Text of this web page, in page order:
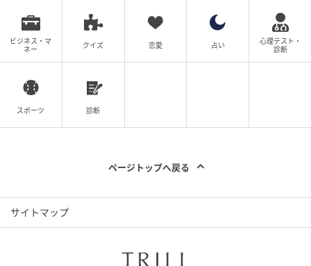
ビジネス・マ
ネー
クイズ 恋愛 占い
心理テスト・
診断
スポーツ 診断
ページトップへ戻る
サイトマップ